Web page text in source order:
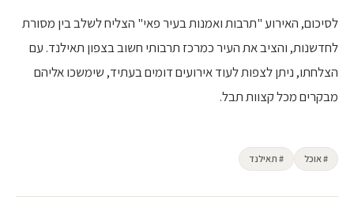
לסיכום, האירוע "תרבות ואמנות בעיר פאי" הצליח לשלב בין מסורת
לחדשנות, והציב את העיר כמרכז תרבותי חשוב בצפון תאילנד. עם
הצלחתו, ניתן לצפות לעוד אירועים דומים בעתיד, שימשכו אליהם
מבקרים מכל קצוות תבל.
# אוכל # תאילנד